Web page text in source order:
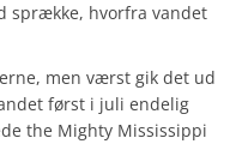
sprække, hvorfra vandet
men værst gik det ud
først i juli endelig
the Mighty Mississippi